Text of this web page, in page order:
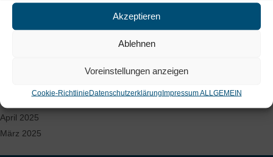
Akzeptieren
Ablehnen
Voreinstellungen anzeigen
Cookie-RichtlinieDatenschutzerklärungImpressum ALLGEMEIN
Januar 2026
Mai 2025
April 2025
März 2025